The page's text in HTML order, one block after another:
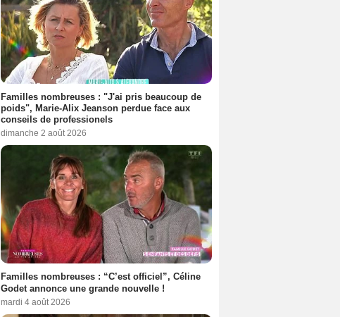
Familles nombreuses : "J'ai pris beaucoup de
poids", Marie-Alix Jeanson perdue face aux
conseils de professionels
dimanche 2 août 2026
Familles nombreuses : “C’est officiel”, Céline
Godet annonce une grande nouvelle !
mardi 4 août 2026